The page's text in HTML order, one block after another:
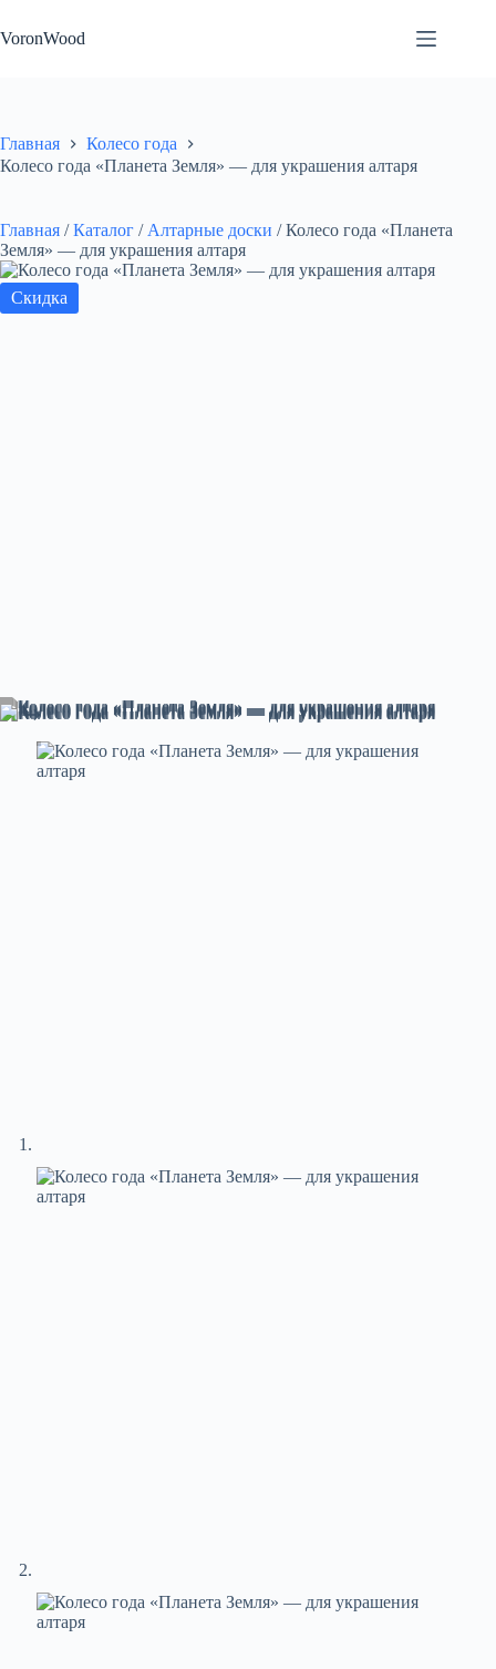
к
сути
VoronWood
Главная
Колесо года
Колесо года «Планета Земля» — для украшения алтаря
Главная / Каталог / Алтарные доски / Колесо года «Планета
Земля» — для украшения алтаря
Скидка